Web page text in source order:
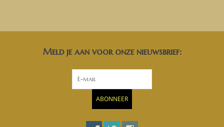
Meld je aan voor onze nieuwsbrief:
ABONNEER